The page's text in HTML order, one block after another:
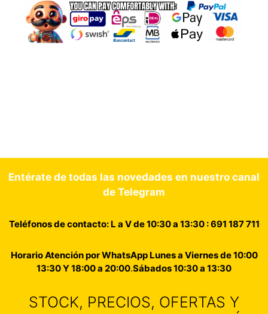
Entérate de todas las novedades en nuestro canal
de Telegram
Teléfonos de contacto: L a V de 10:30 a 13:30 : 691 187 711
Horario Atención por WhatsApp Lunes a Viernes de 10:00
13:30 Y 18:00 a 20:00.Sábados 10:30 a 13:30
STOCK, PRECIOS, OFERTAS Y